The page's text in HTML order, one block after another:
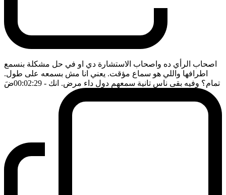
اصحاب الرأي ده واصحاب الاستشارة دي او في حل مشكلة بنسمع
اطرافها واللي هو سماع مؤقت. يعني انا مش بسمعه على طول.
تمام؟ وفيه بقى ناس تانية سمعهم دول داء مرض. انك - 00:02:29 ضَ